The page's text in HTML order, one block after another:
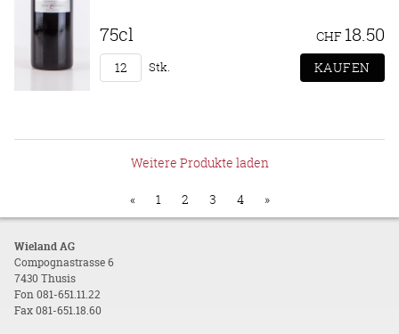
75cl CHF 18.50
Stk.
Weitere Produkte laden
« 1 2 3 4 »
Wieland AG
Compognastrasse 6
7430 Thusis
Fon 081-651.11.22
Fax 081-651.18.60